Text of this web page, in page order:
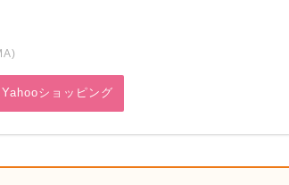
Yahooショッピング